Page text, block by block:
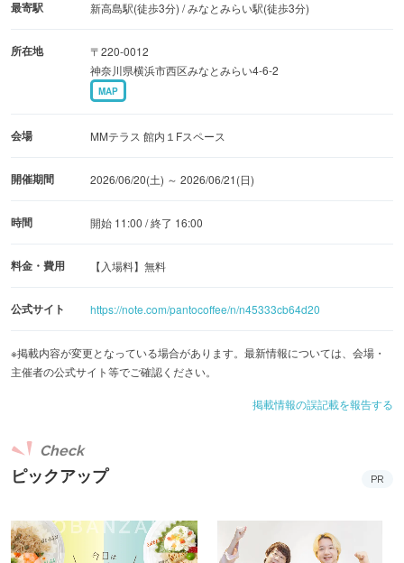
番のどら焼きから季節の果物を使ったもの、米粉を使用し
たどら焼きまで、各店自慢の味が勢揃いします。
会場では、お茶の試飲（テイスティング）も実施予定。お
間を豊かにする器やクラフト作品との出会いも楽しめま
す。この機会に足を運んでみてはいかがでしょうか。
【出店者一覧】
【お茶・お菓子】
斉藤茶園／駄農園／村茶季園／茶ノ花／茶箱 TEA&CRAFT
門店レインブラントティー／LAKSHMI TEA BOUTIQUE／
工房Karin／菓子屋中島／菓匠栗山／Sorairo／此処菓子店
／豆はな／あいうえおかし／星製粉所 BAKE LAB／おやつ
【器・クラフト】
【どら焼き特集】
最寄駅
新高島駅(徒歩3分) / みなとみらい駅(徒歩3分)
所在地
〒220-0012
神奈川県横浜市西区みなとみらい4-6-2
MAP
会場 MMテラス 館内１Fスペース
開催期間 2026/06/20(土) ～ 2026/06/21(日)
時間 開始 11:00 / 終了 16:00
料金・費用 【入場料】無料
公式サイト https://note.com/pantocoffee/n/n45333cb64d20
※掲載内容が変更となっている場合があります。最新情報については、会場・
主催者の公式サイト等でご確認ください。
掲載情報の誤記載を報告する
ピックアップ
Check
PR